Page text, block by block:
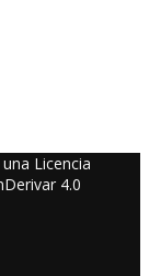
Licencia
4.0